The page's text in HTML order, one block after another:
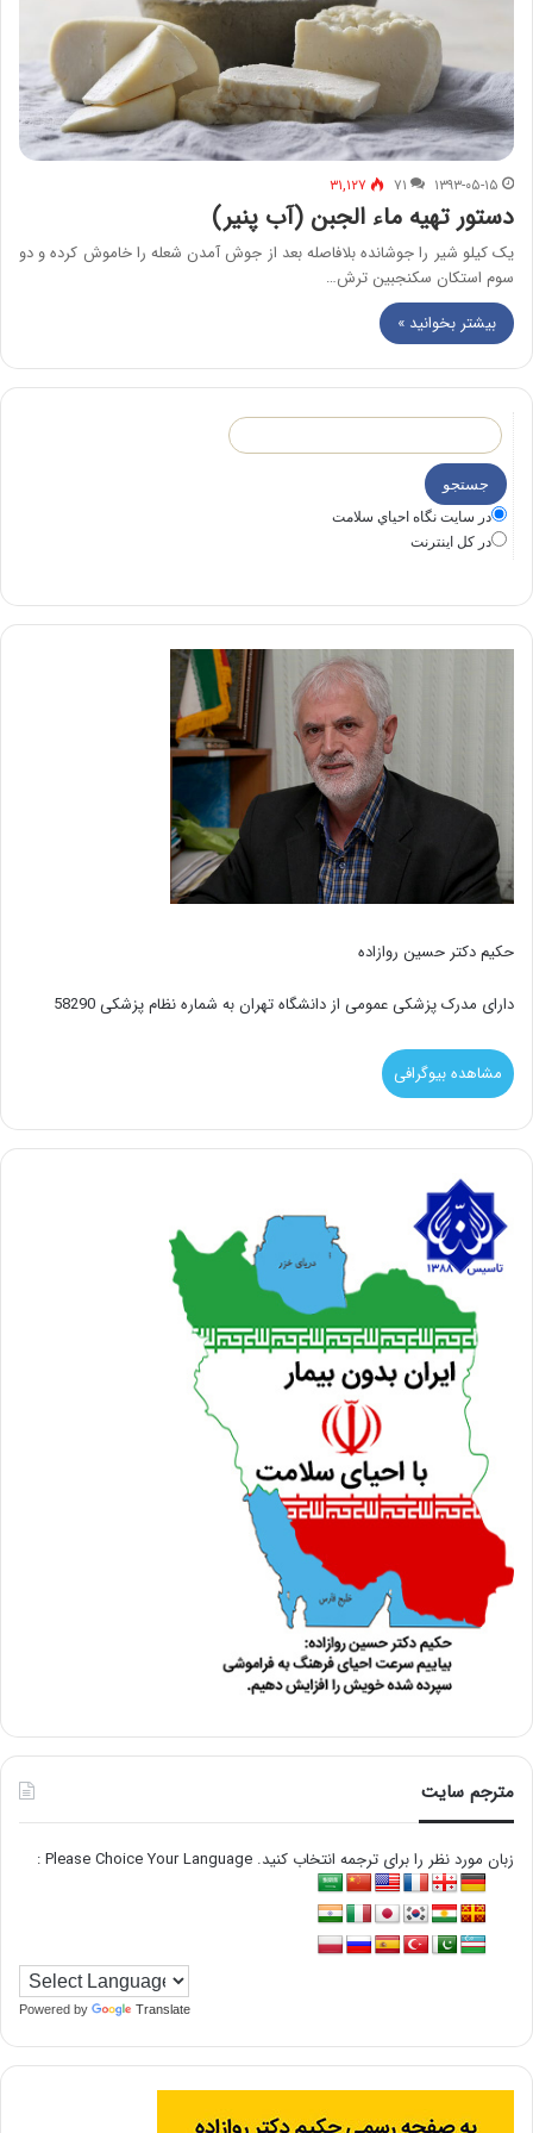
۱۳۹۳-۰۵-۱۵ ۷۱ ۳۱,۱۲۷
دستور تهیه ماء الجبن (آب پنیر)
یک کیلو شیر را جوشانده بلافاصله بعد از جوش آمدن شعله را خاموش کرده و دو
سوم استکان سکنجبین ترش…
بیشتر بخوانید »
در سايت نگاه احياي سلامت
در كل اينترنت
حکیم دکتر حسین روازاده
دارای مدرک پزشکی عمومی از دانشگاه تهران به شماره نظام پزشکی 58290
مشاهده بیوگرافی
مترجم سایت
زبان مورد نظر را برای ترجمه انتخاب کنید. Please Choice Your Language :
Powered by Translate